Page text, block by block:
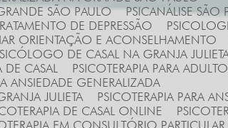
SÃO PAULO
PSICANÁLISE SÃO
DE DEPRESSÃO
ORIENTAÇÃO E ACONSELHAMENTO
PSICÓLOGO DE CASAL NA GRANJA
DE CASAL
PSICOTERAPIA PARA
ANSIEDADE GENERALIZADA
JULIETA
PSICOTERAPIA PARA
DE CASAL ONLINE
EM CONSULTÓRIO PARTICULAR